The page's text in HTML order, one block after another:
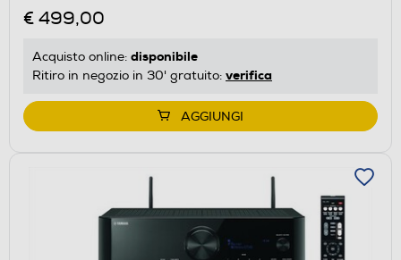
€ 499,00
Acquisto online: disponibile
Ritiro in negozio in 30' gratuito: verifica
AGGIUNGI